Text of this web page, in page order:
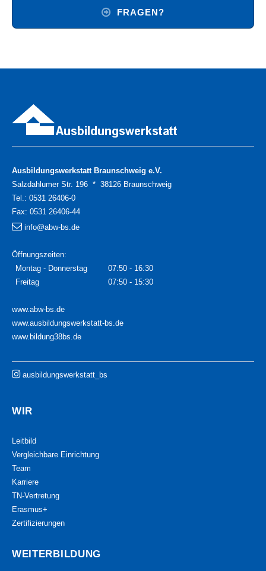
FRAGEN?
Ausbildungswerkstatt Braunschweig e.V.
Salzdahlumer Str. 196 * 38126 Braunschweig
Tel.: 0531 26406-0
Fax: 0531 26406-44
info@abw-bs.de
Öffnungszeiten:
Montag - Donnerstag
07:50 - 16:30
Freitag
07:50 - 15:30
www.abw-bs.de
www.ausbildungswerkstatt-bs.de
www.bildung38bs.de
ausbildungswerkstatt_bs
WIR
Leitbild
Vergleichbare Einrichtung
Team
Karriere
TN-Vertretung
Erasmus+
Zertifizierungen
WEITERBILDUNG